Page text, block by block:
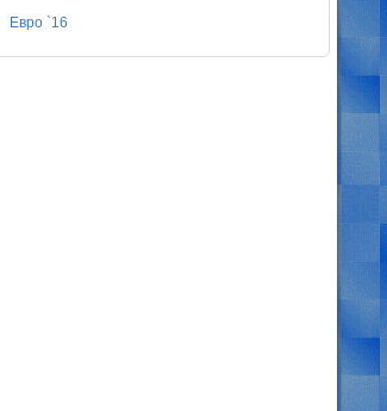
Евро `16